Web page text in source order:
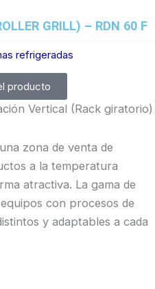
GRILL) – RDN 60 F
refrigeradas
producto
Vertical (Rack giratorio)
zona de venta de
a la temperatura
atractiva. La gama de
con procesos de
y adaptables a cada